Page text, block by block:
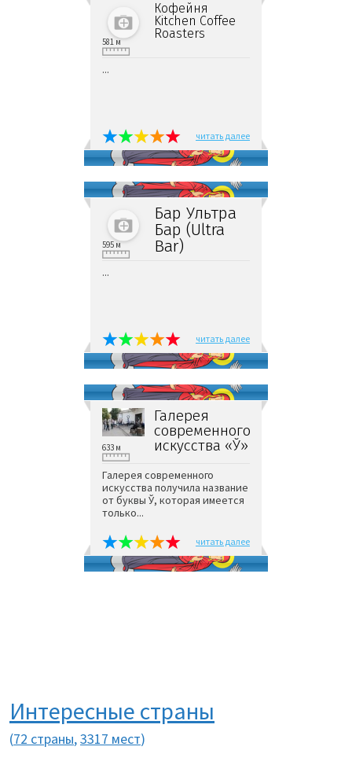
Кофейня
Kitchen Coffee
Roasters
581 м
...
читать далее
Бар Ультра
Бар (Ultra
Bar)
595 м
...
читать далее
Галерея
современного
искусства «Ў»
633 м
Галерея современного
искусства получила название
от буквы Ў, которая имеется
только...
читать далее
Интересные страны
(72 страны,3317 мест)